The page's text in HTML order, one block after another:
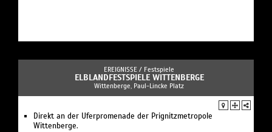
EREIGNISSE / Festspiele
ELBLANDFESTSPIELE WITTENBERGE
Wittenberge, Paul-Lincke Platz
Direkt an der Uferpromenade der Prignitzmetropole
Wittenberge.